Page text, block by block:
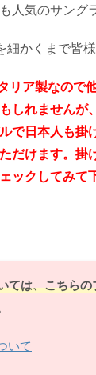
人気のサング
細かくまで皆
リア製なので
しれませんが
で日本人も掛
だけます。掛
ックしてみて
ては、こちら
いて